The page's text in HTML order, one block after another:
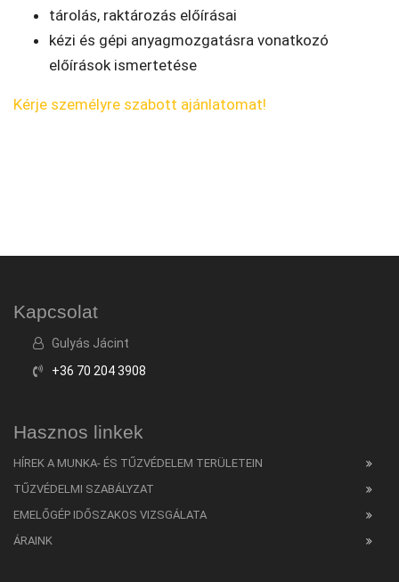
tárolás, raktározás előírásai
kézi és gépi anyagmozgatásra vonatkozó
előírások ismertetése
Kérje személyre szabott ajánlatomat!
Kapcsolat
Gulyás Jácint
+36 70 204 3908
Hasznos linkek
HÍREK A MUNKA- ÉS TŰZVÉDELEM TERÜLETEIN
TŰZVÉDELMI SZABÁLYZAT
EMELŐGÉP IDŐSZAKOS VIZSGÁLATA
ÁRAINK